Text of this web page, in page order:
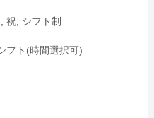
祝, シフト制
フト(時間選択可)